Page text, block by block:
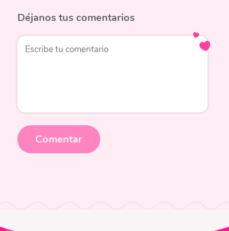
Déjanos tus comentarios
Comentar